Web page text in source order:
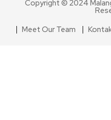
Copyright © 2024
Meet Our Team